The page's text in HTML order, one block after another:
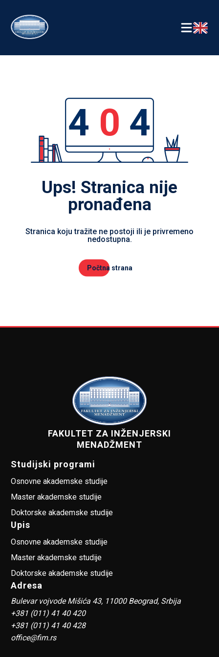
4 0 4
Ups! Stranica nije
pronađena
Stranica koju tražite ne postoji ili je privremeno
nedostupna.
Počtna strana
FAKULTET ZA INŽENJERSKI
MENADŽMENT
Studijski programi
Osnovne akademske studije
Master akademske studije
Doktorske akademske studije
Upis
Osnovne akademske studije
Master akademske studije
Doktorske akademske studije
Adresa
Bulevar vojvode Mišića 43, 11000 Beograd, Srbija
+381 (011) 41 40 420
+381 (011) 41 40 428
office@fim.rs